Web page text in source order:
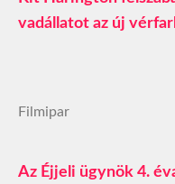
vadállatot az új
Filmipar
Az Éjjeli ügynök 4.